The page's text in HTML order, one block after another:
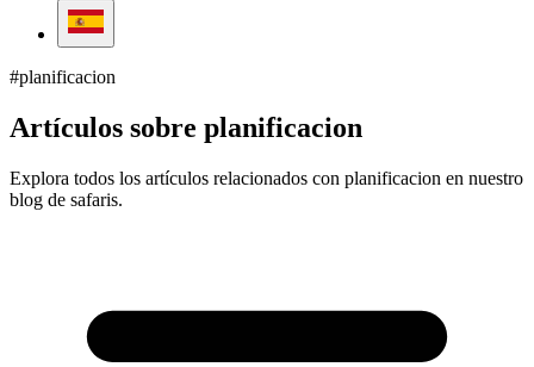
Saltar al contenido
#planificacion
Artículos sobre planificacion
Explora todos los artículos relacionados con planificacion en nuestro
blog de safaris.